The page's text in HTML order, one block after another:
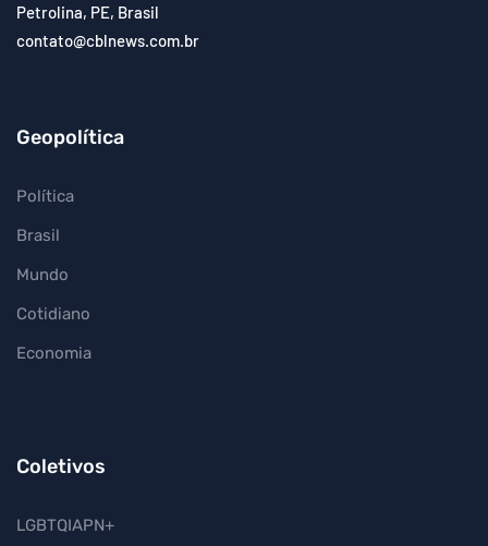
Petrolina, PE, Brasil
contato@cblnews.com.br
Geopolítica
Política
Brasil
Mundo
Cotidiano
Economia
Coletivos
LGBTQIAPN+